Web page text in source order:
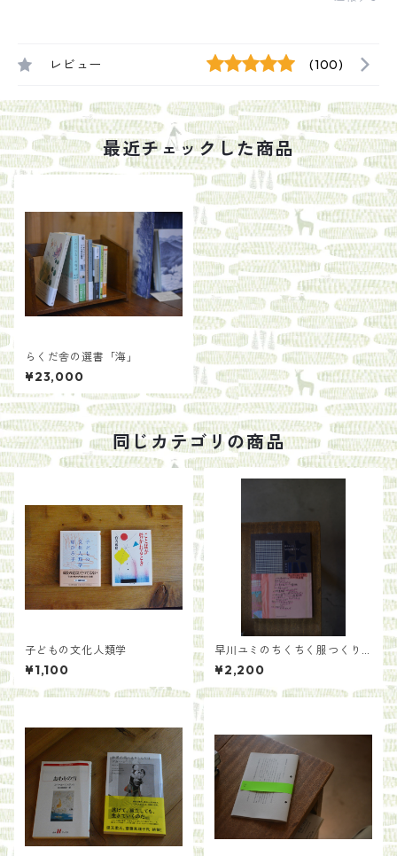
レビュー (100)
最近チェックした商品
らくだ舎の選書「海」
¥23,000
同じカテゴリの商品
子どもの文化人類学
¥1,100
早川ユミのちくちく服つくり
／早川ユミ
¥2,200